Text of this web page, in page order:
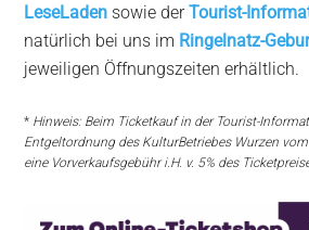
LeseLaden sowie derTourist-
natürlich bei uns im Ringelnatz-
jeweiligen Öffnungszeiten erhältlich.
* Hinweis: Beim Ticketkauf in der Tourist-
Entgeltordnung des KulturBetriebes Wurzen
eine Vorverkaufsgebühr i.H. v. 5% des